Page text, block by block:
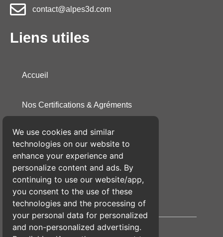
contact@alpes3d.com
Liens utiles
Accueil
Nos Certifications & Agréments
Conditions Générales de Vente
Politique de Confidentialité
Mentions Légales
We use cookies and similar
technologies on our website to
enhance your experience and
personalize content and ads. By
continuing to use our website/app,
you consent to the use of these
technologies and the processing of
your personal data for personalized
and non-personalized advertising.